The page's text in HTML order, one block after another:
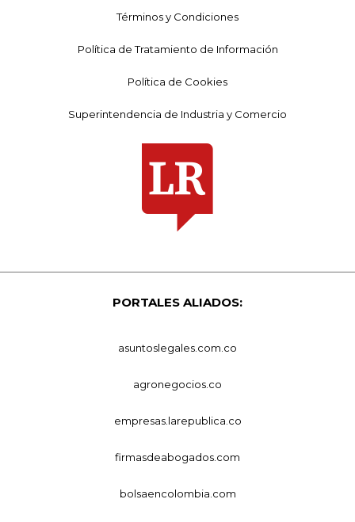
Términos y Condiciones
Política de Tratamiento de Información
Política de Cookies
Superintendencia de Industria y Comercio
PORTALES ALIADOS:
asuntoslegales.com.co
agronegocios.co
empresas.larepublica.co
firmasdeabogados.com
bolsaencolombia.com